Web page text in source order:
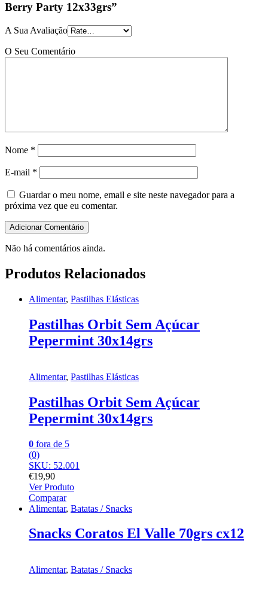
Berry Party 12x33grs”
A Sua Avaliação
O Seu Comentário
Nome *
E-mail *
Guardar o meu nome, email e site neste navegador para a
próxima vez que eu comentar.
Não há comentários ainda.
Produtos Relacionados
Alimentar, Pastilhas Elásticas
Pastilhas Orbit Sem Açúcar
Pepermint 30x14grs
Alimentar, Pastilhas Elásticas
Pastilhas Orbit Sem Açúcar
Pepermint 30x14grs
0 fora de 5
(0)
SKU: 52.001
€19,90
Ver Produto
Comparar
Alimentar, Batatas / Snacks
Snacks Coratos El Valle 70grs cx12
Alimentar, Batatas / Snacks